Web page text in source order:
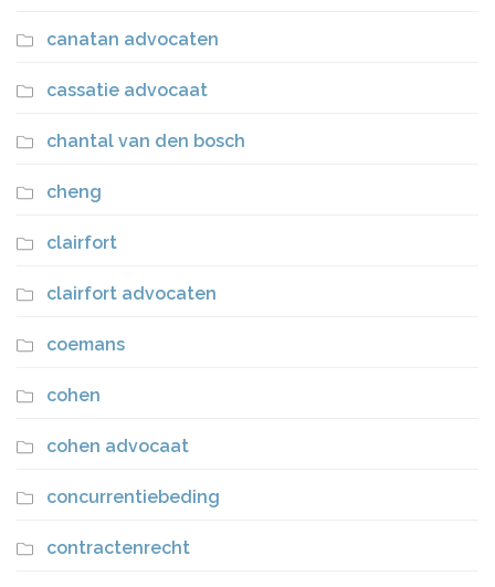
canatan advocaten
cassatie advocaat
chantal van den bosch
cheng
clairfort
clairfort advocaten
coemans
cohen
cohen advocaat
concurrentiebeding
contractenrecht